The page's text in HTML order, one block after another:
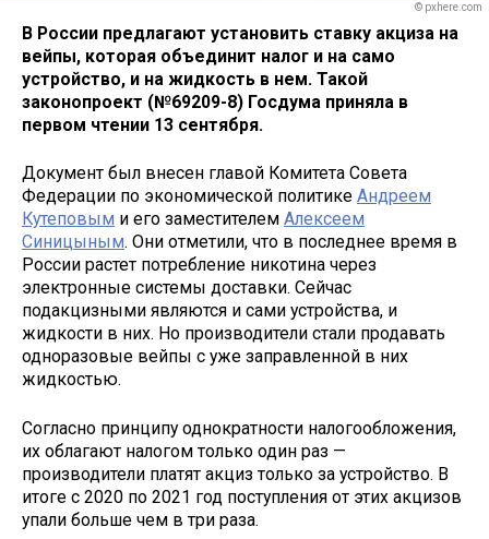
© pxhere.com
В России предлагают установить ставку акциза на
вейпы, которая объединит налог и на само
устройство, и на жидкость в нем. Такой
законопроект (№69209-8) Госдума приняла в
первом чтении 13 сентября.
Документ был внесен главой Комитета Совета
Федерации по экономической политике Андреем
Кутеповым и его заместителем Алексеем
Синицыным. Они отметили, что в последнее время в
России растет потребление никотина через
электронные системы доставки. Сейчас
подакцизными являются и сами устройства, и
жидкости в них. Но производители стали продавать
одноразовые вейпы с уже заправленной в них
жидкостью.
Согласно принципу однократности налогообложения,
их облагают налогом только один раз —
производители платят акциз только за устройство. В
итоге с 2020 по 2021 год поступления от этих акцизов
упали больше чем в три раза.